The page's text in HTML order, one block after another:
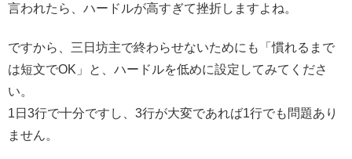
言われたら、ハードルが高すぎて挫折しますよね。
ですから、三日坊主で終わらせないためにも「慣れるまで
は短文でOK」と、ハードルを低めに設定してみてくださ
い。
1日3行で十分ですし、3行が大変であれば1行でも問題あり
ません。